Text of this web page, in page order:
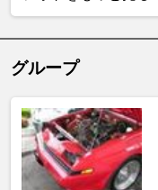
グループ